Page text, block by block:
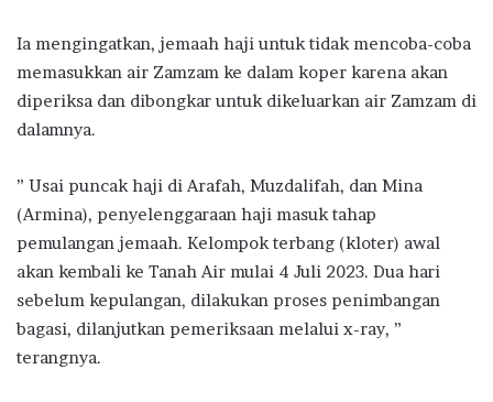
Ia mengingatkan, jemaah haji untuk tidak mencoba-coba
memasukkan air Zamzam ke dalam koper karena akan
diperiksa dan dibongkar untuk dikeluarkan air Zamzam di
dalamnya.
” Usai puncak haji di Arafah, Muzdalifah, dan Mina
(Armina), penyelenggaraan haji masuk tahap
pemulangan jemaah. Kelompok terbang (kloter) awal
akan kembali ke Tanah Air mulai 4 Juli 2023. Dua hari
sebelum kepulangan, dilakukan proses penimbangan
bagasi, dilanjutkan pemeriksaan melalui x-ray, ”
terangnya.